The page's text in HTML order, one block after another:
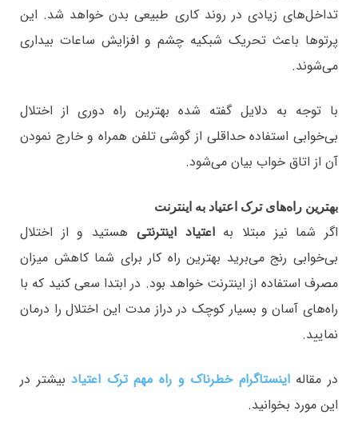
تداخل‌های زیادی در روند کاری طبیعی بدن خواهد شد. این
پرتوها باعث تحریک شبکیه چشم و افزایش ساعات بیداری
می‌شوند.
با توجه به دلایل گفته شده بهترین راه دوری از اختلال
بی‌خوابی استفاده حداقلی از گوشی‌ تلفن همراه و خارج نمودن
آن از اتاق خواب بیان می‌شود.
بهترین راه‌های ترک اعتیاد به اینترنت
اگر شما نیز مبتلا بهاعتیاد اینترنتی هستید و از اختلال
بی‌خوابی رنج می‌برید بهترین راه کار برای شما کاهش میزان
مصرف استفاده از اینترنت خواهد بود. در ابتدا سعی کنید که با
راه‌های آسان و بسیار کوچک در دراز مدت این اختلال را درمان
نمایید.
در مقالهاینستاگرام خطرناک و راه مهم ترک اعتیادبیشتر در
این مورد بخوانید.